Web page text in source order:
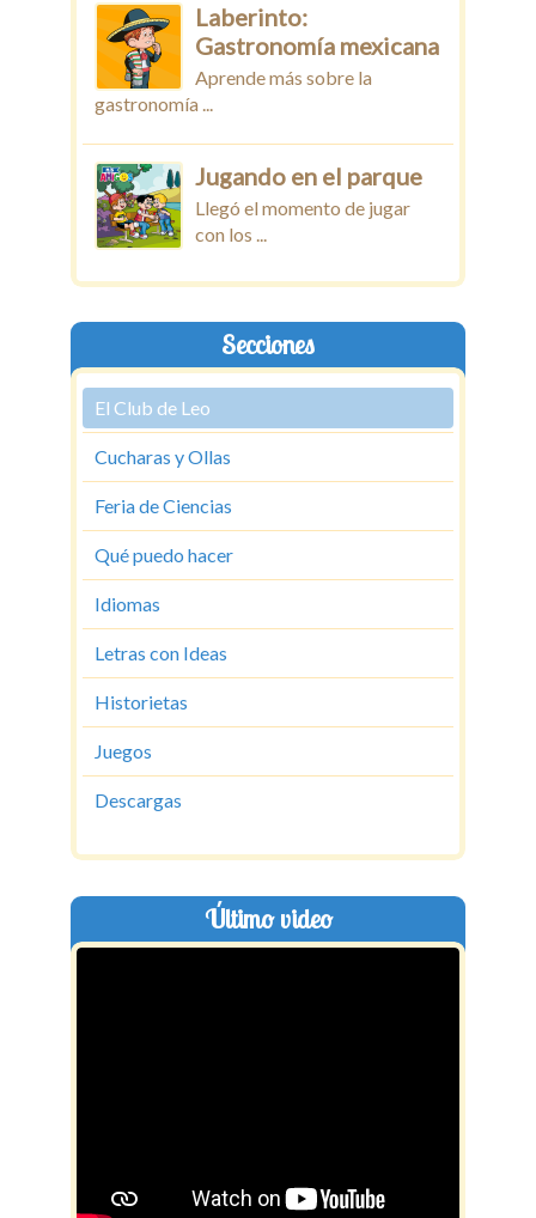
Laberinto:
Gastronomía mexicana
Aprende más sobre la
gastronomía ...
Jugando en el parque
Llegó el momento de jugar
con los ...
Secciones
El Club de Leo
Cucharas y Ollas
Feria de Ciencias
Qué puedo hacer
Idiomas
Letras con Ideas
Historietas
Juegos
Descargas
Último video